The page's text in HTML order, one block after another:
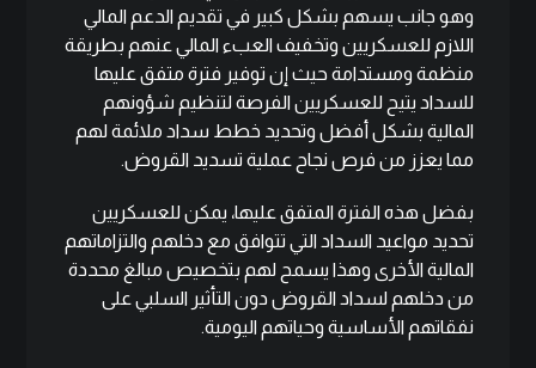
وهو جانب يسهم بشكل كبير في تقديم الدعم المالي
اللازم للعسكريين وتخفيف العبء المالي عنهم بطريقة
منظمة ومستدامة حيث إن توفير فترة متفق عليها
للسداد يتيح للعسكريين الفرصة لتنظيم شؤونهم
المالية بشكل أفضل وتحديد خطط سداد ملائمة لهم
مما يعزز من فرص نجاح عملية تسديد القروض.
بفضل هذه الفترة المتفق عليها، يمكن للعسكريين
تحديد مواعيد السداد التي تتوافق مع دخلهم والتزاماتهم
المالية الأخرى وهذا يسمح لهم بتخصيص مبالغ محددة
من دخلهم لسداد القروض دون التأثير السلبي على
نفقاتهم الأساسية وحياتهم اليومية.